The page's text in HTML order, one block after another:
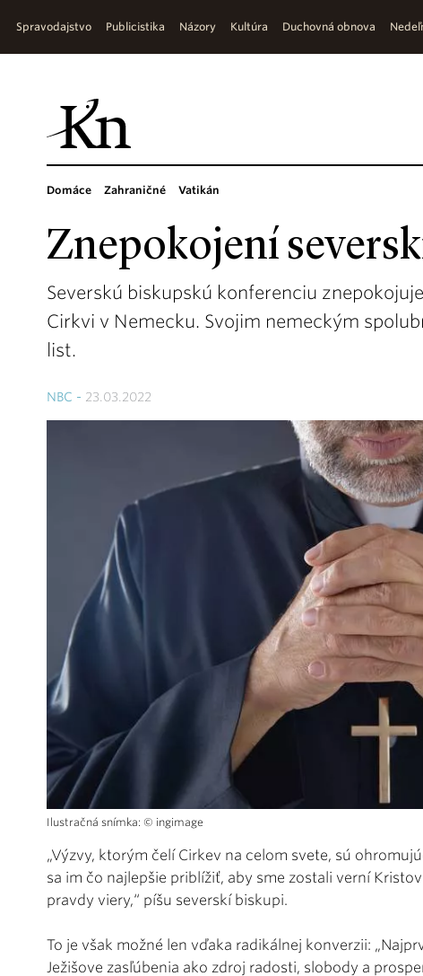
Spravodajstvo Publicistika Názory Kultúra Duchovná obnova
Domáce Zahraničné Vatikán
Znepokojení
Severskú biskupskú konferenciu
Cirkvi v Nemecku. Svojim nemeckým
list.
NBC - 23.03.2022
Ilustračná snímka: © ingimage
„Výzvy, ktorým čelí Cirkev na celom svete, sú
sa im čo najlepšie priblížiť, aby sme zostali verní
pravdy viery,“ píšu severskí biskupi.
To je však možné len vďaka radikálnej konverzii:
Ježišove zasľúbenia ako zdroj radosti, slobody a